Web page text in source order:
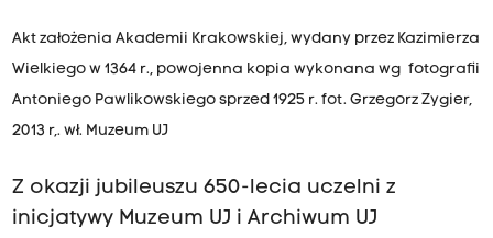
Akt założenia Akademii Krakowskiej, wydany przez Kazimierza
Wielkiego w 1364 r., powojenna kopia wykonana wg fotografii
Antoniego Pawlikowskiego sprzed 1925 r. fot. Grzegorz Zygier,
2013 r,. wł. Muzeum UJ
Z okazji jubileuszu 650-lecia uczelni z
inicjatywy Muzeum UJ i Archiwum UJ